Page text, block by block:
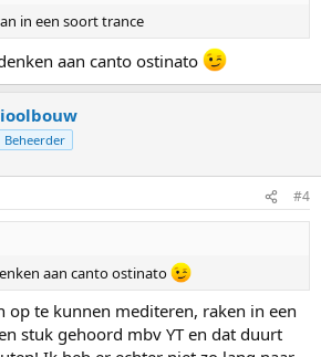
in een soort trance
aan canto ostinato
Beheerder
#4
aan canto ostinato
op te kunnen mediteren, raken in een
stuk gehoord mbv YT en dat duurt